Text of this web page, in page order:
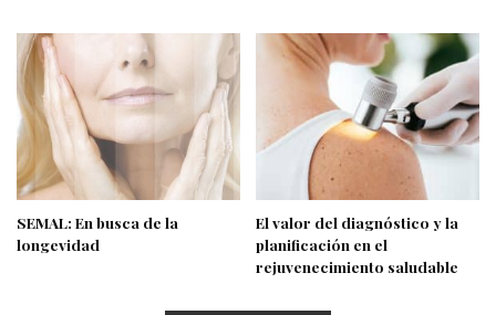
SEMAL: En busca de la
longevidad
El valor del diagnóstico y la
planificación en el
rejuvenecimiento saludable